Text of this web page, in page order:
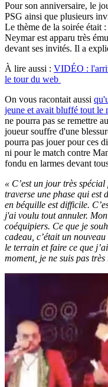
Pour son anniversaire, le
PSG ainsi que plusieurs
Le thème de la soirée était :
Neymar est apparu très
devant ses invités. Il a
À lire aussi : VIDÉO :
le tour du web
On vous racontait aussi
jeune et avait bluffé tout le
ne pourra pas se remettre
joueur souffre d'une
pourra pas jouer pour ces
ni pour le match contre
fondu en larmes devant
« C’est un jour très
traverse une phase qui est
en béquille est difficile.
j'ai voulu tout annuler.
coéquipiers. Ce que je
cadeau, c’était un
le terrain et faire ce que
moment, je ne suis pas très